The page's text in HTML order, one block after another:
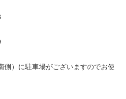
）に駐車場がございますのでお使